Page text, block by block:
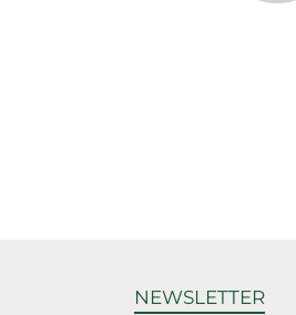
NEWSLETTER